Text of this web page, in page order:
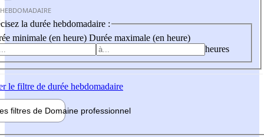
la durée hebdomadaire :
minimale (en heure) Durée maximale (en heure)
heures
le filtre de durée hebdomadaire
filtres de Domaine professionnel